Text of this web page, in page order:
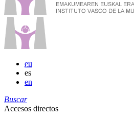
eu
es
en
Buscar
Accesos directos